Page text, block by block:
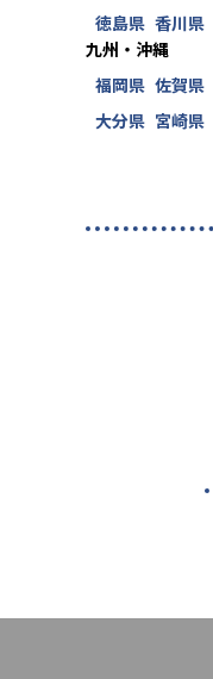
徳島県 香川県
九州・沖縄
福岡県 佐賀県
大分県 宮崎県